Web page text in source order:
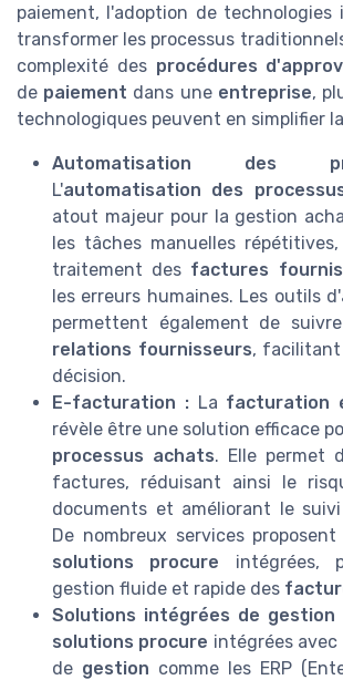
paiement, l'adoption de technologies
transformer les processus
complexité des procédures
de paiement dans une entreprise,
technologiques peuvent en simplifier
Automatisation des
L'automatisation des
atout majeur pour la gestion
les tâches manuelles
traitement des factures
les erreurs humaines. Les outils d'
permettent également de
relations fournisseurs, facilitant
décision.
E-facturation :La facturation
révèle être une solution efficace
processus achats. Elle permet
factures, réduisant ainsi le
documents et améliorant le
De nombreux services
solutions procure intégrées,
gestion fluide et rapide des
Solutions intégrées de gestion
solutions procure intégrées
de gestion comme les ERP